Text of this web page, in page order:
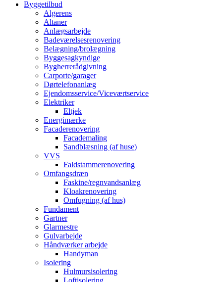
Byggetilbud
Algerens
Altaner
Anlægsarbejde
Badeværelsesrenovering
Belægning/brolægning
Byggesagkyndige
Bygherrerådgivning
Carporte/garager
Dørtelefonanlæg
Ejendomsservice/Viceværtservice
Elektriker
Eltjek
Energimærke
Facaderenovering
Facademaling
Sandblæsning (af huse)
VVS
Faldstammerenovering
Omfangsdræn
Faskine/regnvandsanlæg
Kloakrenovering
Omfugning (af hus)
Fundament
Gartner
Glarmestre
Gulvarbejde
Håndværker arbejde
Handyman
Isolering
Hulmursisolering
Loftisolering